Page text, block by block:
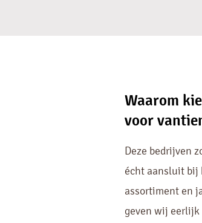
Waarom
voor
Deze bedrijven
écht aansluit bij
assortiment en
geven wij eerlijk